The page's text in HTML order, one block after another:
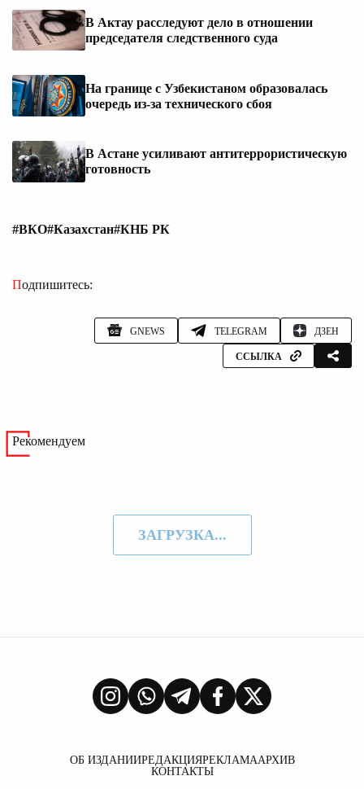
В Актау расследуют дело в отношении
председателя следственного суда
На границе с Узбекистаном образовалась
очередь из-за технического сбоя
В Астане усиливают антитеррористическую
готовность
#ВКО#Казахстан#КНБ РК
Подпишитесь:
GNEWS TELEGRAM ДЗЕН
ССЫЛКА
Рекомендуем
ЗАГРУЗКА...
ОБ ИЗДАНИИРЕДАКЦИЯРЕКЛАМААРХИВ
КОНТАКТЫ